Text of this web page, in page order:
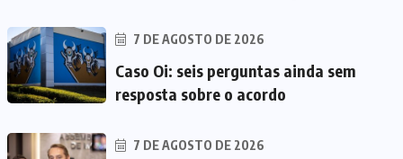
7 DE AGOSTO DE 2026
Caso Oi: seis perguntas ainda sem
resposta sobre o acordo
7 DE AGOSTO DE 2026